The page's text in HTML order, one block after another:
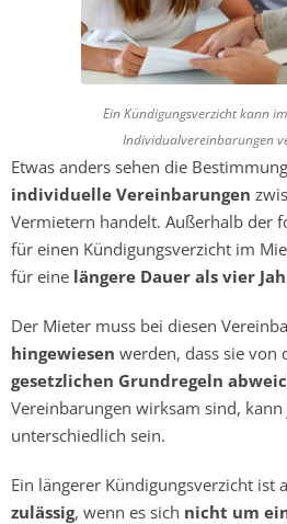
Ein Kündigungsverzicht kann
Individualvereinbarungen
Etwas anders sehen die
individuelle Vereinbarungen
Vermietern handelt. Außerhalb der
für einen Kündigungsverzicht im
für eine längere Dauer als vier
Der Mieter muss bei diesen
hingewiesen werden, dass sie von
gesetzlichen Grundregeln
Vereinbarungen wirksam sind, kann
unterschiedlich sein.
Ein längerer Kündigungsverzicht ist
zulässig, wenn es sich nicht um